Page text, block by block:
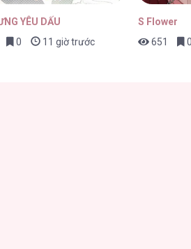
YÊU DẤU
0 11 giờ trước
S Flower
651
0